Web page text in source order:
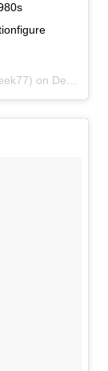
on Dec 16, 2016 at 9:35am PST